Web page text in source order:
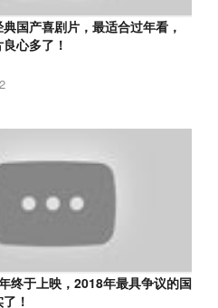
典国产喜剧片，最适合过年看，
心多了！
终于上映，2018年最具争议的国
！